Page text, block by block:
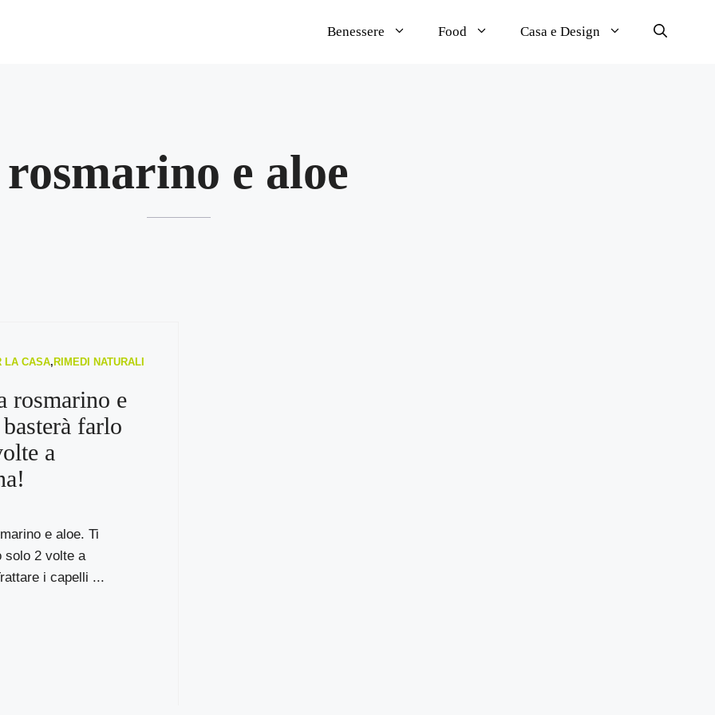
Benessere Food Casa e Design
rosmarino e aloe
LA CASA, RIMEDI NATURALI
rosmarino e
farlo
a
e aloe. Ti
solo 2 volte a
i capelli ...